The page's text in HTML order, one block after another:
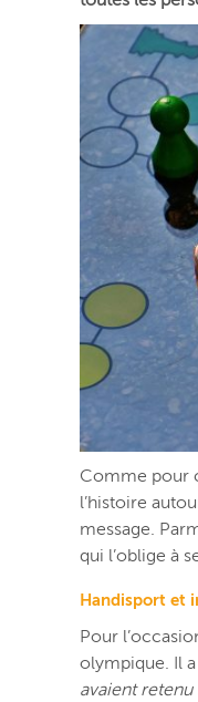
Comme pour
l’histoire
message.
qui l’oblige à
Handisport et
Pour
olympique. Il
avaient retenu